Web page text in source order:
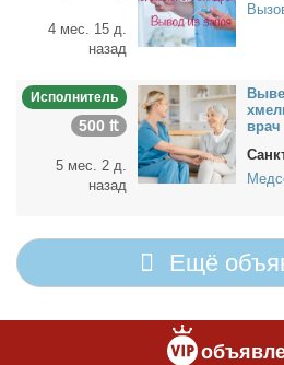
4 мес. 15 д.
назад
Исполнитель
500 ₶
5 мес. 2 д.
назад
врач
Ещё